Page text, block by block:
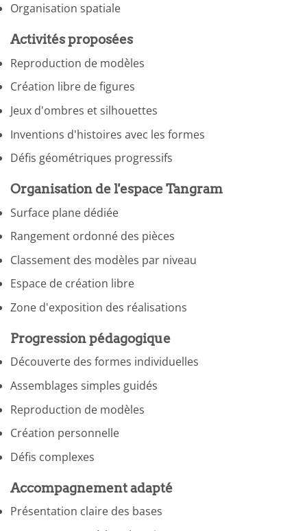
Organisation spatiale
Activités proposées
Reproduction de modèles
Création libre de figures
Jeux d'ombres et silhouettes
Inventions d'histoires avec les formes
Défis géométriques progressifs
Organisation de l'espace Tangram
Surface plane dédiée
Rangement ordonné des pièces
Classement des modèles par niveau
Espace de création libre
Zone d'exposition des réalisations
Progression pédagogique
Découverte des formes individuelles
Assemblages simples guidés
Reproduction de modèles
Création personnelle
Défis complexes
Accompagnement adapté
Présentation claire des bases